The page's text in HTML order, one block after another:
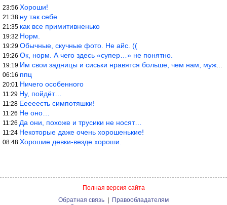
23:56 Хороши!
21:38 ну так себе
21:35 как все примитивненько
19:32 Норм.
19:29 Обычные, скучные фото. Не айс. ((
19:26 Ок, норм. А чего здесь «супер…» не понятно.
19:19 Им свои задницы и сиськи нравятся больше, чем нам, мужикам?
06:16 ппц
20:01 Ничего особенного
11:29 Ну, пойдёт…
11:28 Ееееесть симпотяшки!
11:26 Не оно…
11:26 Да они, похоже и трусики не носят…
11:24 Некоторые даже очень хорошенькие!
08:48 Хорошие девки-везде хороши.
Полная версия сайта
Обратная связь
Правообладателям